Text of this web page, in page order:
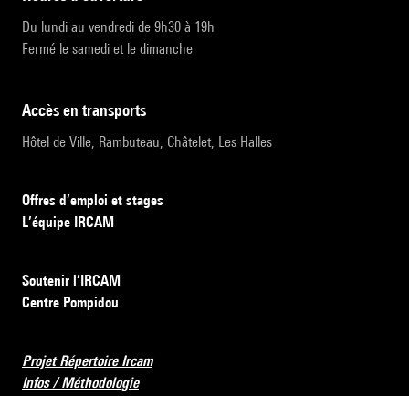
Du lundi au vendredi de 9h30 à 19h
Fermé le samedi et le dimanche
accès en transports
Hôtel de Ville, Rambuteau, Châtelet, Les Halles
Offres d’emploi et stages
L’équipe IRCAM
Soutenir l’IRCAM
Centre Pompidou
Projet Répertoire Ircam
Infos / Méthodologie